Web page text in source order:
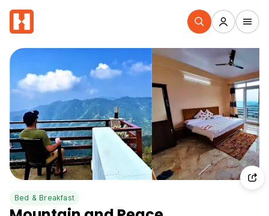
Bed & Breakfast